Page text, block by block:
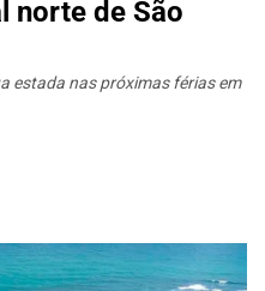
norte de São
estada nas próximas férias em